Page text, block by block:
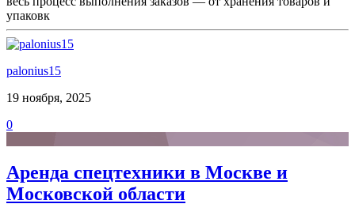
упаковк
palonius15
19 ноября, 2025
0
Аренда спецтехники в Москве и
Московской области